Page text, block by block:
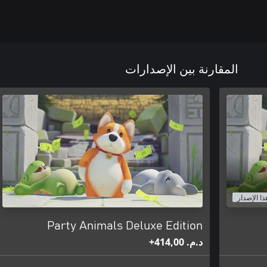
المقارنة بين الإصدارات
الإصدار
Party Animals Deluxe Edition
د.م.‏ 414,00+